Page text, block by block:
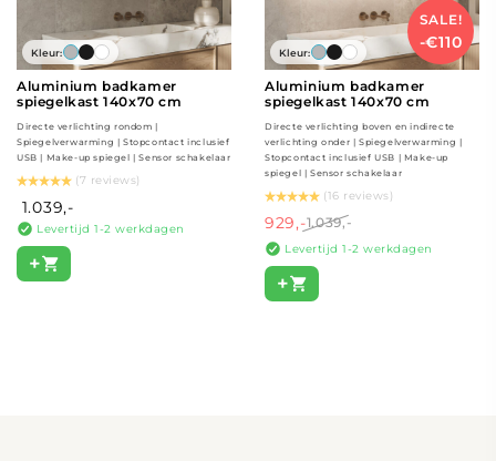
Kleur:
Aluminium badkamer
spiegelkast 140x70 cm
Directe verlichting rondom |
Spiegelverwarming | Stopcontact inclusief
USB | Make-up spiegel | Sensor schakelaar
(7 reviews)
1.039,-
Levertijd 1-2 werkdagen
+
SALE!
-€110
Kleur:
Aluminium badkamer
spiegelkast 140x70 cm
Directe verlichting boven en indirecte
verlichting onder | Spiegelverwarming |
Stopcontact inclusief USB | Make-up
spiegel | Sensor schakelaar
(16 reviews)
929,-1.039,-
Levertijd 1-2 werkdagen
+